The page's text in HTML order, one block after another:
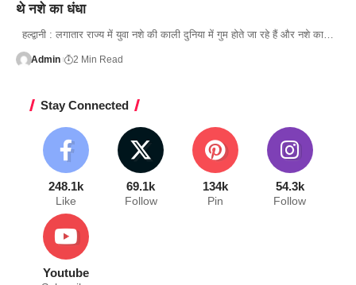
थे नशे का धंधा
हल्द्वानी : लगातार राज्य में युवा नशे की काली दुनिया में गुम होते जा रहे हैं और नशे का…
Admin 2 Min Read
Stay Connected
248.1k
Like
69.1k
Follow
134k
Pin
54.3k
Follow
Youtube